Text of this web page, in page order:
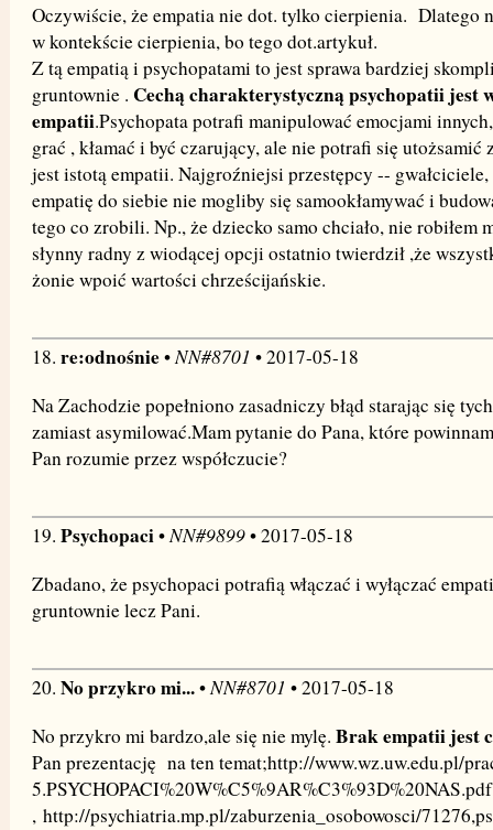
Oczywiście, że empatia nie dot. tylko cierpienia. Dlatego
w kontekście cierpienia, bo tego dot.artykuł.
Z tą empatią i psychopatami to jest sprawa bardziej
gruntownie . Cechą charakterystyczną psychopatii jest
empatii.Psychopata potrafi manipulować emocjami
grać , kłamać i być czarujący, ale nie potrafi się utożsamić
jest istotą empatii. Najgroźniejsi przestępcy --
empatię do siebie nie mogliby się samookłamywać i
tego co zrobili. Np., że dziecko samo chciało, nie robiłem
słynny radny z wiodącej opcji ostatnio twierdził ,że
żonie wpoić wartości chrześcijańskie.
18. re:odnośnie• NN#8701 • 2017-05-18
Na Zachodzie popełniono zasadniczy błąd starając się
zamiast asymilować.Mam pytanie do Pana, które
Pan rozumie przez współczucie?
19. Psychopaci•NN#9899• 2017-05-18
Zbadano, że psychopaci potrafią włączać i wyłączać
gruntownie lecz Pani.
20. No przykro mi...•NN#8701 • 2017-05-18
No przykro mi bardzo,ale się nie mylę. Brak empatii jest
Pan prezentację na ten temat;http://www.wz.uw.edu.pl/
, http://psychiatria.mp.pl/zaburzenia_osobowosci/